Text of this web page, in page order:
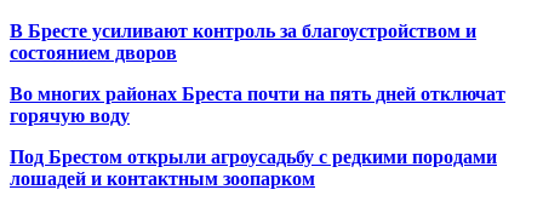
В Бресте усиливают контроль за благоустройством и
состоянием дворов
Во многих районах Бреста почти на пять дней отключат
горячую воду
Под Брестом открыли агроусадьбу с редкими породами
лошадей и контактным зоопарком